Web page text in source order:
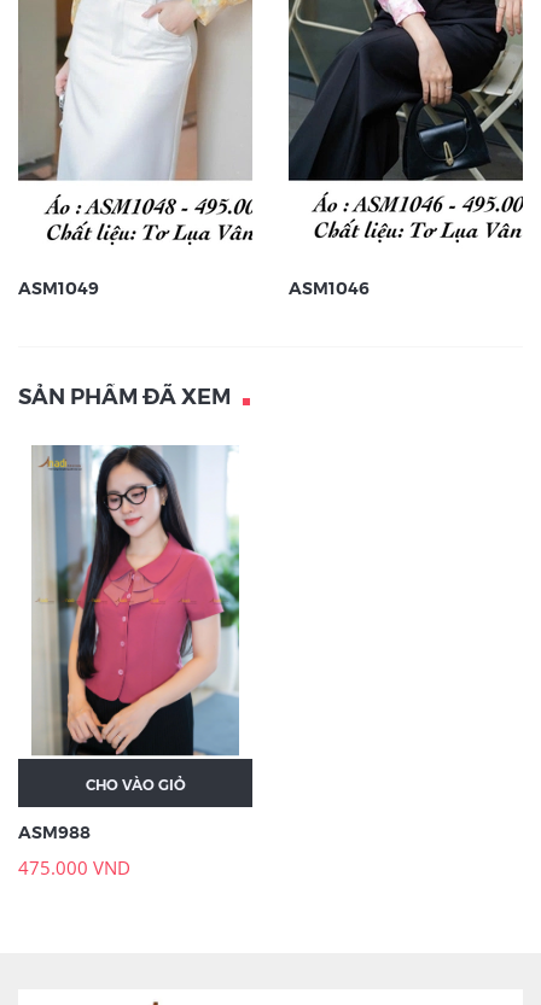
ASM1049 ASM1046
SẢN PHẨM ĐÃ XEM
CHO VÀO GIỎ
ASM988
475.000 VND